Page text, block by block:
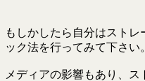
もしかしたら自分はスト
ック法を行ってみて下さい。
メディアの影響もあり、